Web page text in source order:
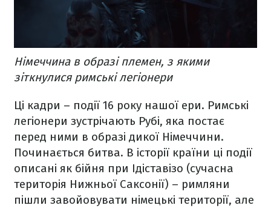
Німеччина в образі племен, з якими
зіткнулися римські легіонери
Ці кадри – події 16 року нашої ери. Римські
легіонери зустрічають Рубі, яка постає
перед ними в образі дикої Німеччини.
Починається битва. В історії країни ці події
описані як бійня при Ідіставізо (сучасна
територія Нижньої Саксонії) – римляни
пішли завойовувати німецькі території, але